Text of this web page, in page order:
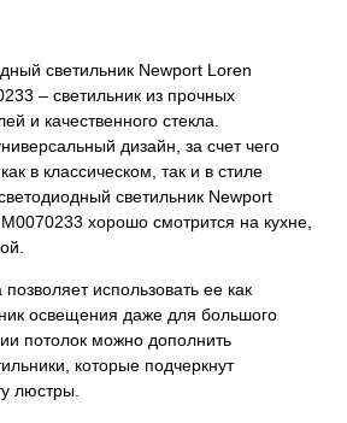
светильник Newport Loren
– светильник из прочных
и качественного стекла.
дизайн, за счет чего
в классическом, так и в стиле
светильник Newport
хорошо смотрится на кухне,
использовать ее как
освещения даже для большого
потолок можно дополнить
которые подчеркнут
люстры.